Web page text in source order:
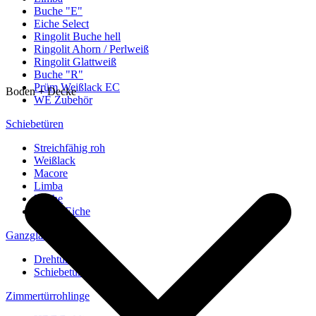
Buche "E"
Eiche Select
Ringolit Buche hell
Ringolit Ahorn / Perlweiß
Ringolit Glattweiß
Buche "R"
Prüm Weißlack EC
WE Zubehör
Schiebetüren
Streichfähig roh
Weißlack
Macore
Limba
Buche
europ. Eiche
Ganzglastüren
Drehtüren
Schiebetüren
Zimmertürrohlinge
Boden + Decke